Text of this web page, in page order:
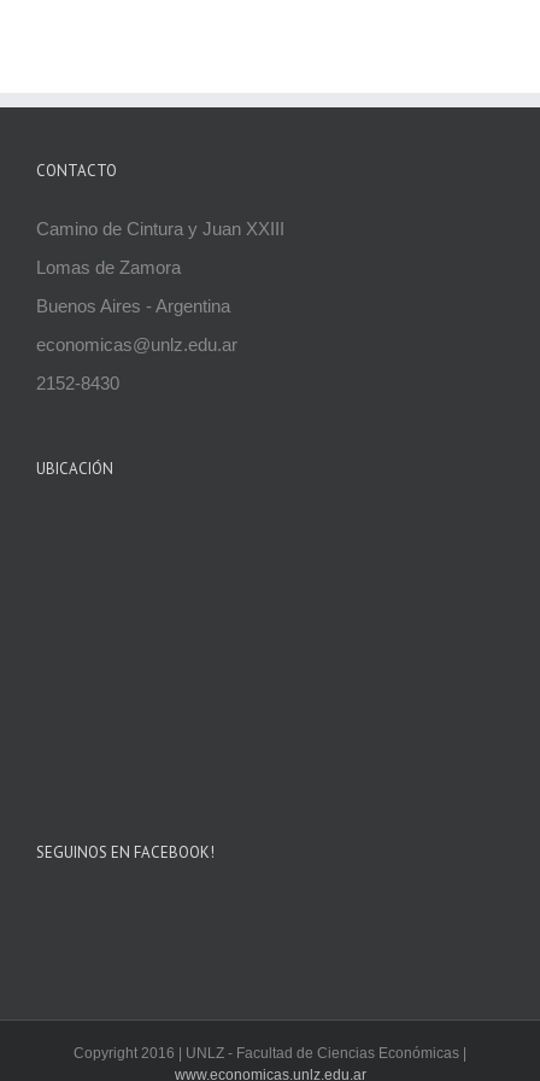
CONTACTO
Camino de Cintura y Juan XXIII
Lomas de Zamora
Buenos Aires - Argentina
economicas@unlz.edu.ar
2152-8430
UBICACIÓN
SEGUINOS EN FACEBOOK!
Copyright 2016 | UNLZ - Facultad de Ciencias Económicas |
www.economicas.unlz.edu.ar